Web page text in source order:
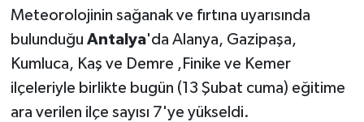
Meteorolojinin sağanak ve fırtına uyarısında
bulunduğu Antalya'da Alanya, Gazipaşa,
Kumluca, Kaş ve Demre ,Finike ve Kemer
ilçeleriyle birlikte bugün (13 Şubat cuma) eğitime
ara verilen ilçe sayısı 7'ye yükseldi.
Teknoloji
Televizyon